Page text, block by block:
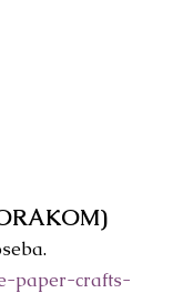
paper-crafts-